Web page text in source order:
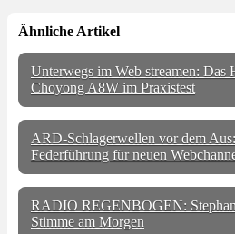
Ähnliche Artikel
Unterwegs im Web streamen: Das
Choyong A8W im Praxistest
ARD-Schlagerwellen vor dem
Federführung für neuen
RADIO REGENBOGEN:
Stimme am Morgen